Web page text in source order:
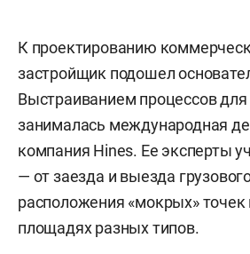
К проектированию
застройщик подошел
Выстраиванием процессов для
занималась международная
компания Hines. Ее эксперты
— от заезда и выезда
расположения «мокрых»
площадях разных типов.